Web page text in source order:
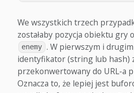
We wszystkich trzech
zostałaby pozycja obiektu gry
enemy . W pierwszym i
identyfikator (string lub hash)
przekonwertowany do URL-a
Oznacza to, że lepiej jest